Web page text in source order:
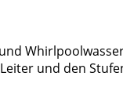
und den